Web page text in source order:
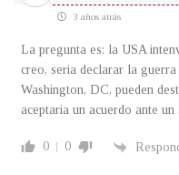
3 años atrás
La pregunta es: la USA
creo, seria declarar la
Washington, DC, pueden
aceptaria un acuerdo ante
0 0